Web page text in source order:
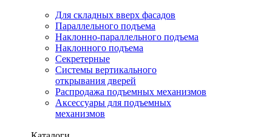
Для складных вверх фасадов
Параллельного подъема
Наклонно-параллельного подъема
Наклонного подъема
Секретерные
Системы вертикального
открывания дверей
Распродажа подъемных механизмов
Аксессуары для подъемных
механизмов